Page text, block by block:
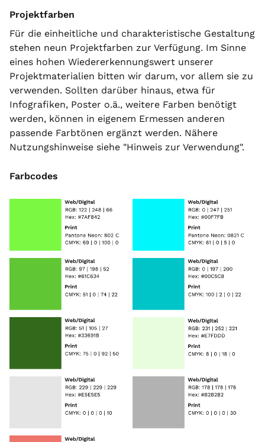
Projektfarben
Für die einheitliche und charakteristische Gestaltung
stehen neun Projektfarben zur Verfügung. Im Sinne
eines hohen Wiedererkennungswert unserer
Projektmaterialien bitten wir darum, vor allem sie zu
verwenden. Sollten darüber hinaus, etwa für
Infografiken, Poster o.ä., weitere Farben benötigt
werden, können in eigenem Ermessen anderen
passende Farbtönen ergänzt werden. Nähere
Nutzungshinweise siehe "Hinweis zur Verwendung".
Farbcodes